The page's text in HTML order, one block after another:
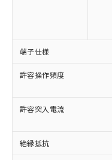
端子仕様
許容操作頻度
許容突入電流
絶縁抵抗
※1 対応状況
対応済み：
非含有に対応
す。
対応予定：EU
有に対応した
商品です。